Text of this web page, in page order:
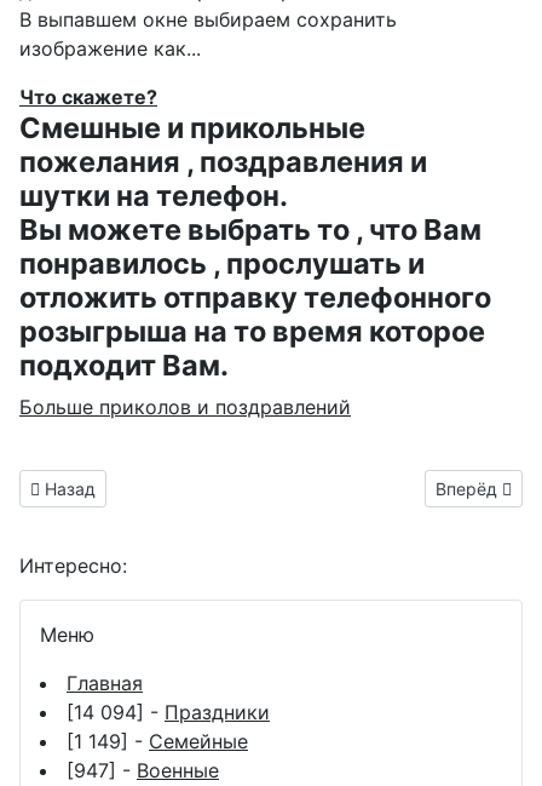
В выпавшем окне выбираем сохранить
изображение как...
Что скажете?
Смешные и прикольные
пожелания , поздравления и
шутки на телефон.
Вы можете выбрать то , что Вам
понравилось , прослушать и
отложить отправку телефонного
розыгрыша на то время которое
подходит Вам.
Больше приколов и поздравлений
Предыдущий материал: красивая анимашка на день
Назад Следующий
Вперёд
Интересно:
Меню
Главная
[14 094] - Праздники
[1 149] - Семейные
[947] - Военные